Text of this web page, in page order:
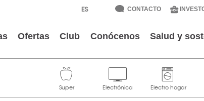
CONTACTO
Ofertas Club Conócenos Salud y